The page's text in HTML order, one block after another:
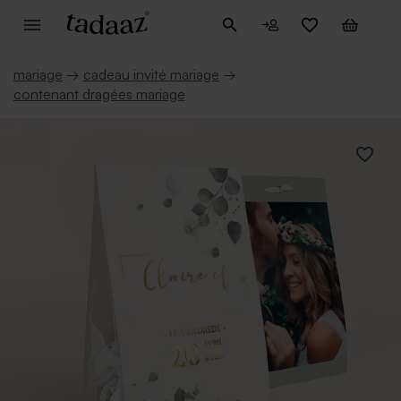
mariage → cadeau invité mariage →
contenant dragées mariage